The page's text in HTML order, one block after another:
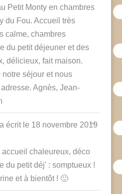
Petit Monty en chambres
du Fou. Accueil très
calme, chambres
du petit déjeuner et des
délicieux, fait maison.
séjour et nous
Agnès, Jean-
a écrit le 18 novembre 2019
accueil chaleureux, déco
du petit déj' : somptueux !
et à bientôt ! 🙂
...Ouvrir/
cette